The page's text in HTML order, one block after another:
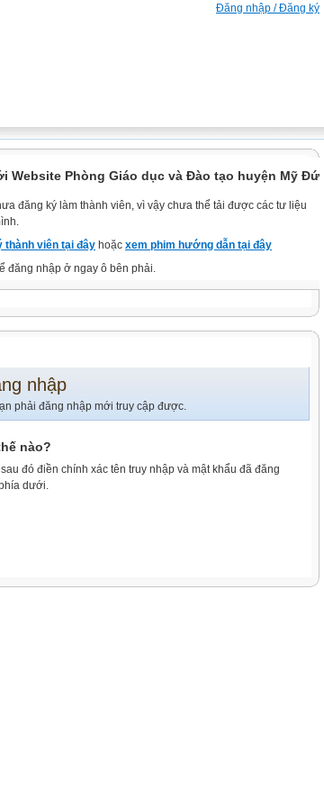
Đăng nhập / Đăng ký
Website Phòng Giáo dục và Đào tạo huyện Mỹ Đức.
đăng ký làm thành viên, vì vậy chưa thể tải được các tư liệu
thành viên tại đây hoặc xem phim hướng dẫn tại đây
đăng nhập ở ngay ô bên phải.
nhập
phải đăng nhập mới truy cập được.
nào?
đó điền chính xác tên truy nhập và mật khẩu đã đăng
dưới.